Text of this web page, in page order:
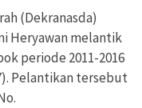
(Dekranasda)
Heryawan melantik
periode 2011-2016
Pelantikan tersebut